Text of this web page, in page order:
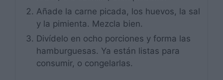
Añade la carne picada, los huevos, la sal
y la pimienta. Mezcla bien.
Divídelo en ocho porciones y forma las
hamburguesas. Ya están listas para
consumir, o congelarlas.